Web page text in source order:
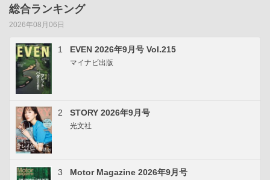
総合ランキング
2026年08月06日
1 EVEN 2026年9月号 Vol.215
マイナビ出版
2 STORY 2026年9月号
光文社
3 Motor Magazine 2026年9月号